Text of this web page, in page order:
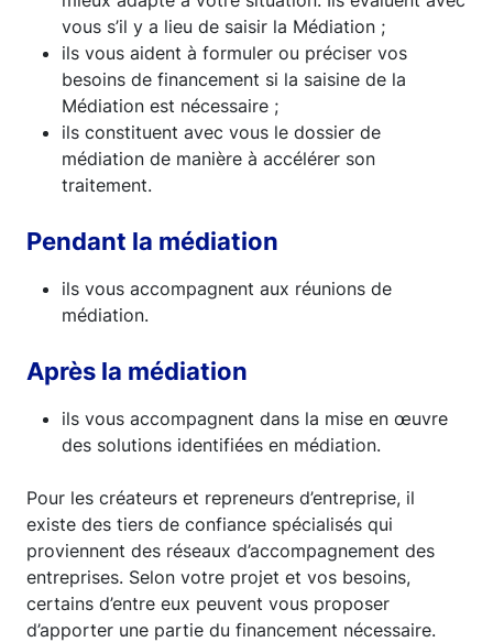
vous s’il y a lieu de saisir la Médiation ;
ils vous aident à formuler ou préciser vos
besoins de financement si la saisine de la
Médiation est nécessaire ;
ils constituent avec vous le dossier de
médiation de manière à accélérer son
traitement.
Pendant la médiation
ils vous accompagnent aux réunions de
médiation.
Après la médiation
ils vous accompagnent dans la mise en œuvre
des solutions identifiées en médiation.
Pour les créateurs et repreneurs d’entreprise, il
existe des tiers de confiance spécialisés qui
proviennent des réseaux d’accompagnement des
entreprises. Selon votre projet et vos besoins,
certains d’entre eux peuvent vous proposer
d’apporter une partie du financement nécessaire.